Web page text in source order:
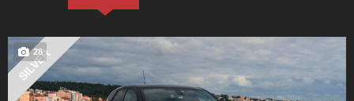
28
SILVER